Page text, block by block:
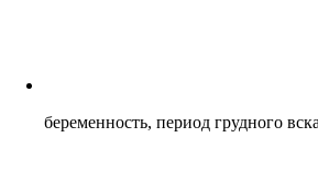
беременность, период грудного